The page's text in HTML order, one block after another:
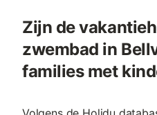
Zijn de
zwembad in
families met